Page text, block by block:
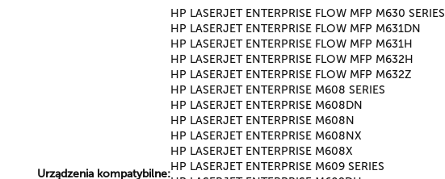
Urządzenia kompatybilne:
HP LASERJET ENTERPRISE FLOW MFP M630 SERIES
HP LASERJET ENTERPRISE FLOW MFP M631DN
HP LASERJET ENTERPRISE FLOW MFP M631H
HP LASERJET ENTERPRISE FLOW MFP M632H
HP LASERJET ENTERPRISE FLOW MFP M632Z
HP LASERJET ENTERPRISE M608 SERIES
HP LASERJET ENTERPRISE M608DN
HP LASERJET ENTERPRISE M608N
HP LASERJET ENTERPRISE M608NX
HP LASERJET ENTERPRISE M608X
HP LASERJET ENTERPRISE M609 SERIES